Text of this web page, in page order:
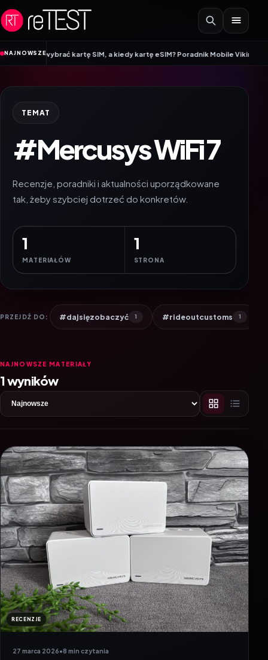
Przejdź do treści
NAJNOWSZE
wybrać kartę SIM, a kiedy kartę eSIM? Poradnik Mobile Vikings•
TEMAT
#Mercusys WiFi 7
Recenzje, poradniki i aktualności uporządkowane
tak, żeby szybciej dotrzeć do konkretów.
1
MATERIAŁÓW
1
STRONA
PRZEJDŹ DO: #dajsięzobaczyć 1 #rideoutcustoms 1
NAJNOWSZE MATERIAŁY
1 wyników
RECENZJE
27 marca 2026•8 min czytania